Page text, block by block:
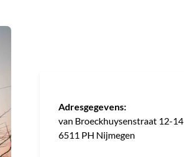
Adresgegevens:
van Broeckhuysenstraat 12-14
6511 PH Nijmegen